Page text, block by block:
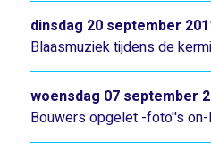
Blaasmuziek tijdens de
dinsdag 20 september
Bouwers opgelet -foto''s
woensdag 07 september